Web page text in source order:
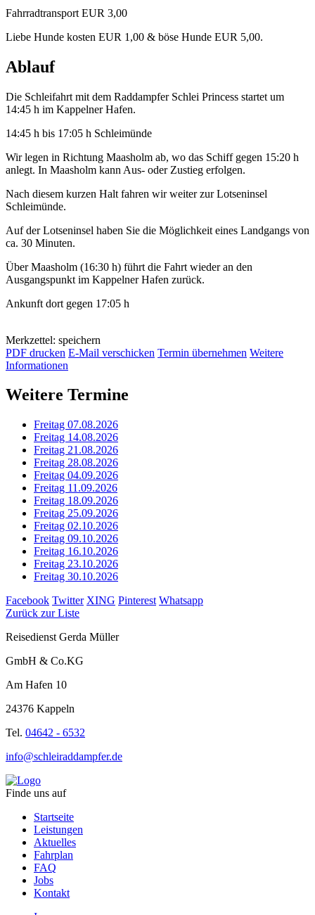
Fahrradtransport EUR 3,00
Liebe Hunde kosten EUR 1,00 & böse Hunde EUR 5,00.
Ablauf
Die Schleifahrt mit dem Raddampfer Schlei Princess startet um
14:45 h im Kappelner Hafen.
14:45 h bis 17:05 h Schleimünde
Wir legen in Richtung Maasholm ab, wo das Schiff gegen 15:20 h
anlegt. In Maasholm kann Aus- oder Zustieg erfolgen.
Nach diesem kurzen Halt fahren wir weiter zur Lotseninsel
Schleimünde.
Auf der Lotseninsel haben Sie die Möglichkeit eines Landgangs von
ca. 30 Minuten.
Über Maasholm (16:30 h) führt die Fahrt wieder an den
Ausgangspunkt im Kappelner Hafen zurück.
Ankunft dort gegen 17:05 h
Merkzettel: speichern
PDF drucken E-Mail verschicken Termin übernehmen Weitere
Informationen
Weitere Termine
Freitag 07.08.2026
Freitag 14.08.2026
Freitag 21.08.2026
Freitag 28.08.2026
Freitag 04.09.2026
Freitag 11.09.2026
Freitag 18.09.2026
Freitag 25.09.2026
Freitag 02.10.2026
Freitag 09.10.2026
Freitag 16.10.2026
Freitag 23.10.2026
Freitag 30.10.2026
Facebook Twitter XING Pinterest Whatsapp
Zurück zur Liste
Reisedienst Gerda Müller
GmbH & Co.KG
Am Hafen 10
24376 Kappeln
Tel. 04642 - 6532
info@schleiraddampfer.de
Finde uns auf
Startseite
Leistungen
Aktuelles
Fahrplan
FAQ
Jobs
Kontakt